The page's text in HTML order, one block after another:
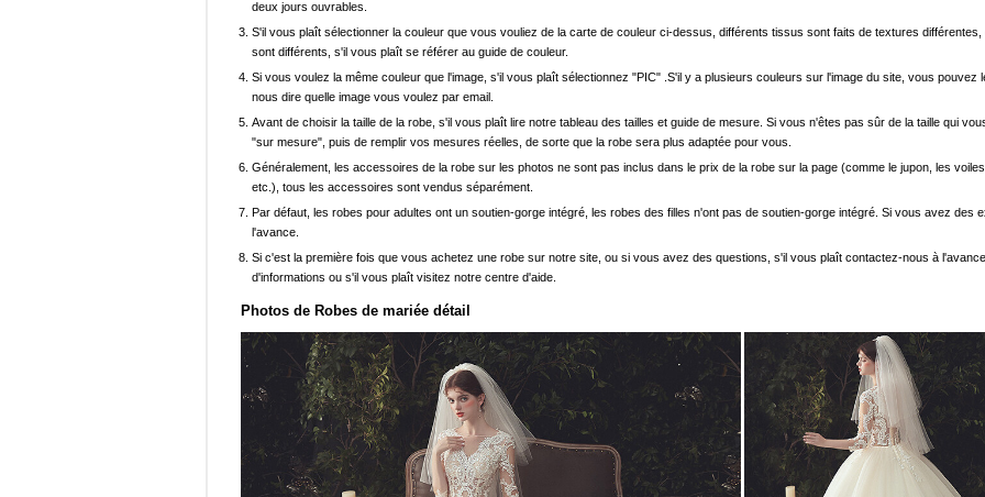
deux jours ouvrables.
S'il vous plaît sélectionner la couleur que vous vouliez de la carte de couleur ci-dessus, différents tissus sont faits de textures
sont différents, s'il vous plaît se référer au guide de couleur.
Si vous voulez la même couleur que l'image, s'il vous plaît sélectionnez "PIC" .S'il y a plusieurs couleurs sur l'image du site, vous
nous dire quelle image vous voulez par email.
Avant de choisir la taille de la robe, s'il vous plaît lire notre tableau des tailles et guide de mesure. Si vous n'êtes pas sûr de la taille qui
"sur mesure", puis de remplir vos mesures réelles, de sorte que la robe sera plus adaptée pour vous.
Généralement, les accessoires de la robe sur les photos ne sont pas inclus dans le prix de la robe sur la page (comme le jupon, les
etc.), tous les accessoires sont vendus séparément.
Par défaut, les robes pour adultes ont un soutien-gorge intégré, les robes des filles n'ont pas de soutien-gorge intégré. Si vous avez des
l'avance.
Si c'est la première fois que vous achetez une robe sur notre site, ou si vous avez des questions, s'il vous plaît contactez-nous à
d'informations ou s'il vous plaît visitez notre centre d'aide.
Photos de Robes de mariée détail